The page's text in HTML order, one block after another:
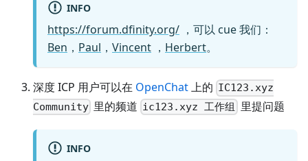
INFO
https://forum.dfinity.org/ ，可以 cue 我们：
Ben ， Paul ， Vincent ， Herbert。
深度 ICP 用户可以在 OpenChat上的 IC123.xyz
Community 里的频道 ic123.xyz 工作组 里提问题
INFO